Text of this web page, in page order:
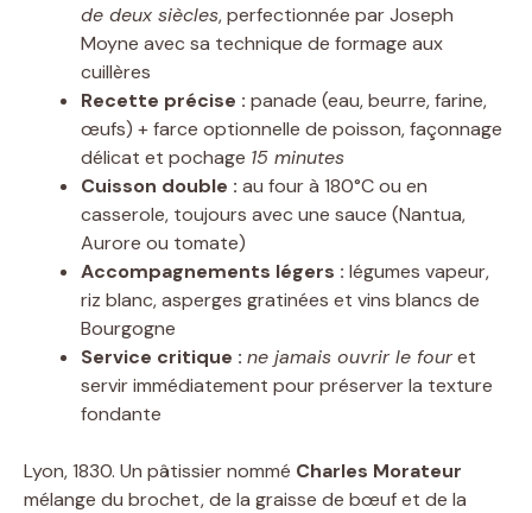
de deux siècles, perfectionnée par Joseph
Moyne avec sa technique de formage aux
cuillères
Recette précise : panade (eau, beurre, farine,
œufs) + farce optionnelle de poisson, façonnage
délicat et pochage 15 minutes
Cuisson double : au four à 180°C ou en
casserole, toujours avec une sauce (Nantua,
Aurore ou tomate)
Accompagnements légers : légumes vapeur,
riz blanc, asperges gratinées et vins blancs de
Bourgogne
Service critique : ne jamais ouvrir le fouret
servir immédiatement pour préserver la texture
fondante
Lyon, 1830. Un pâtissier nommé Charles Morateur
mélange du brochet, de la graisse de bœuf et de la